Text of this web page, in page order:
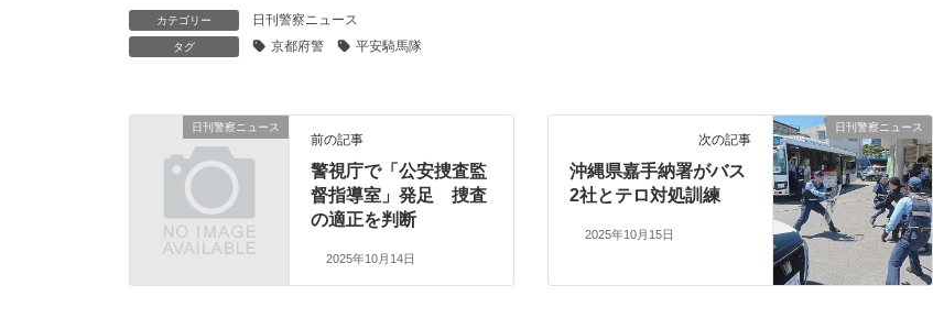
カテゴリー 日刊警察ニュース
タグ 京都府警 平安騎馬隊
日刊警察ニュース
前の記事
警視庁で「公安捜査監
督指導室」発足 捜査
の適正を判断
2025年10月14日
日刊警察ニュース
次の記事
沖縄県嘉手納署がバス
2社とテロ対処訓練
2025年10月15日